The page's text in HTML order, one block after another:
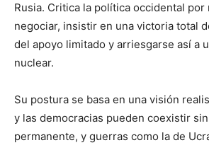
Rusia. Critica la política occidental por
negociar, insistir en una victoria total
del apoyo limitado y arriesgarse así a
nuclear.
Su postura se basa en una visión
y las democracias pueden coexistir
permanente, y guerras como la de